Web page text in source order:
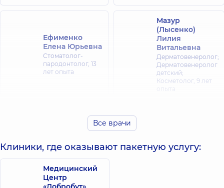
Ефименко
Елена Юрьевна
Стоматолог-
пародонтолог, 13
лет опыта
Мазур
(Лысенко)
Лилия
Витальевна
Дерматовенеролог;
Дерматовенеролог
детский;
Косметолог, 9 лет
опыта
Гавура Анна
лет опыта
лет опыта
Галстян Лилит
Все врачи
Клиники, где оказывают пакетную услугу:
Медицинский
Центр